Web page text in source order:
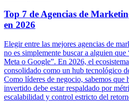
Top 7 de Agencias de
en 2026
Elegir entre las mejores agencias de
no es simplemente buscar a alguien
Meta o Google”. En 2026, el
consolidado como un hub tecnológico
Como líderes de negocio, sabemos que
invertido debe estar respaldado por
escalabilidad y control estricto del